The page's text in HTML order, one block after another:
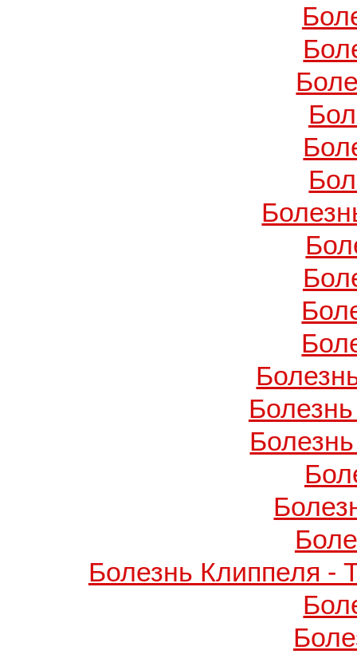
Болезнь Клиппеля -